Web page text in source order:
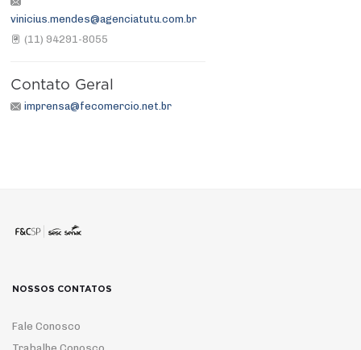
vinicius.mendes@agenciatutu.com.br
(11) 94291-8055
Contato Geral
imprensa@fecomercio.net.br
NOSSOS CONTATOS
Fale Conosco